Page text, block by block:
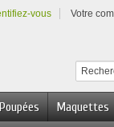
vous Votre
Poupées Maquettes